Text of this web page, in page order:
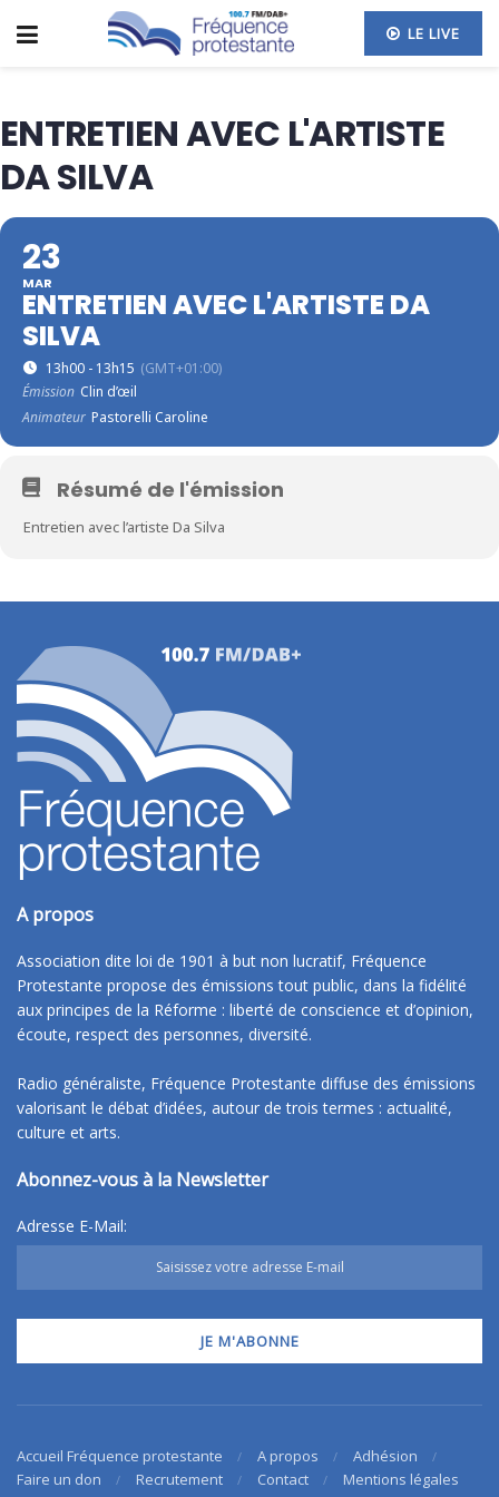
LE LIVE
ENTRETIEN AVEC L'ARTISTE
DA SILVA
23
MAR
ENTRETIEN AVEC L'ARTISTE DA
SILVA
13h00 - 13h15 (GMT+01:00)
Émission Clin d’œil
Animateur Pastorelli Caroline
Résumé de l'émission
Entretien avec l’artiste Da Silva
A propos
Association dite loi de 1901 à but non lucratif, Fréquence
Protestante propose des émissions tout public, dans la fidélité
aux principes de la Réforme : liberté de conscience et d’opinion,
écoute, respect des personnes, diversité.
Radio généraliste, Fréquence Protestante diffuse des émissions
valorisant le débat d’idées, autour de trois termes : actualité,
culture et arts.
Abonnez-vous à la Newsletter
Adresse E-Mail:
Accueil Fréquence protestante A propos
Adhésion
Faire un don
Recrutement Contact Mentions légales